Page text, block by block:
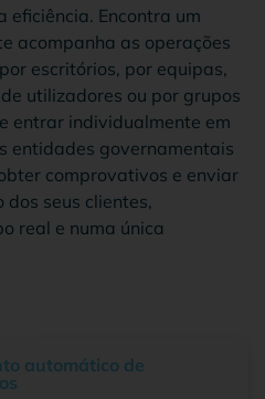
eficiência. Encontra um
acompanha as operações
escritórios, por equipas,
utilizadores ou por grupos
entrar individualmente em
entidades governamentais
comprovativos e enviar
seus clientes,
real e numa única
automático de